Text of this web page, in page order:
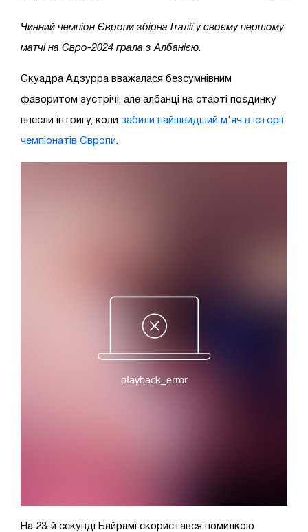
Чинний чемпіон Європи збірна Італії у своєму першому
матчі на Євро-2024 грала з Албанією.
Скуадра Адзурра вважалася безсумнівним
фаворитом зустрічі, але албанці на старті поєдинку
внесли інтригу, коли забили найшвидший м'яч в історії
чемпіонатів Європи
На 23-й секунді Байрамі скористався помилкою